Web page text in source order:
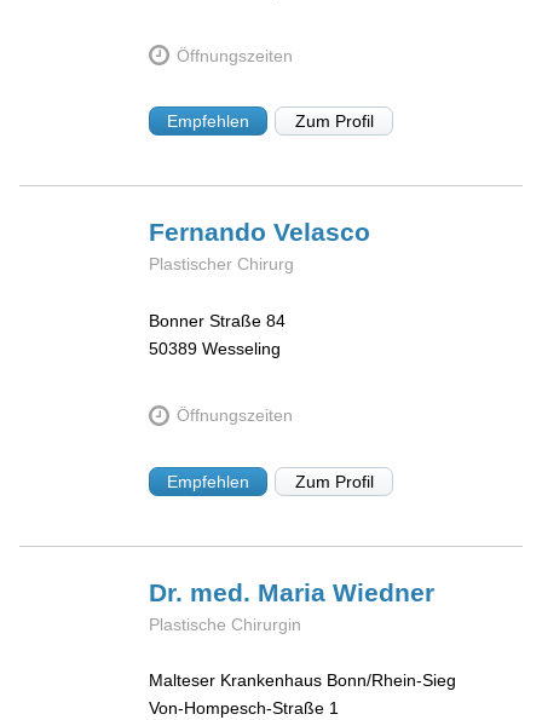
Öffnungszeiten
Empfehlen Zum Profil
FernandoVelasco
Plastischer Chirurg
Bonner Straße 84
50389 Wesseling
Öffnungszeiten
Empfehlen Zum Profil
Dr. med. MariaWiedner
Plastische Chirurgin
Malteser Krankenhaus Bonn/Rhein-Sieg
Von-Hompesch-Straße 1